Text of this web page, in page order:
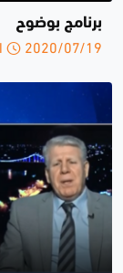
برنامج بوضوح
2020/07/19 الأحد 23:14 م